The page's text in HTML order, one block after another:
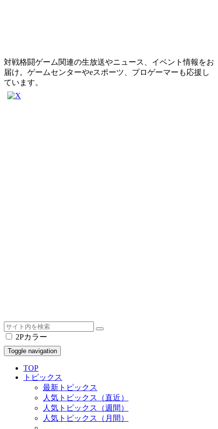
対戦格闘ゲーム関連の生放送やニュース、イベント情報をお
届け。ゲームセンターやeスポーツ、プロゲーマーも応援し
ています。
2Pカラー
Toggle navigation
TOP
トピックス
最新トピックス
人気トピックス（直近）
人気トピックス（週間）
人気トピックス（月間）